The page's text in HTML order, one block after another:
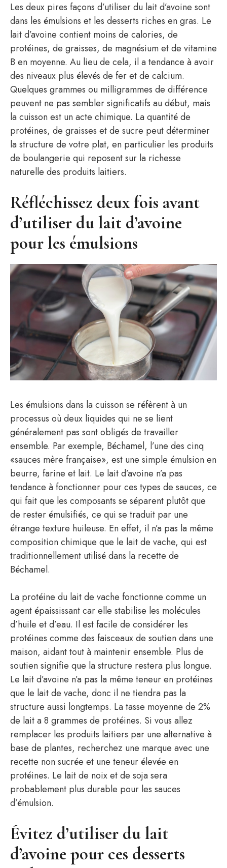
Les deux pires façons d’utiliser du lait d’avoine sont
dans les émulsions et les desserts riches en gras. Le
lait d’avoine contient moins de calories, de
protéines, de graisses, de magnésium et de vitamine
B en moyenne. Au lieu de cela, il a tendance à avoir
des niveaux plus élevés de fer et de calcium.
Quelques grammes ou milligrammes de différence
peuvent ne pas sembler significatifs au début, mais
la cuisson est un acte chimique. La quantité de
protéines, de graisses et de sucre peut déterminer
la structure de votre plat, en particulier les produits
de boulangerie qui reposent sur la richesse
naturelle des produits laitiers.
Réfléchissez deux fois avant
d’utiliser du lait d’avoine
pour les émulsions
Les émulsions dans la cuisson se réfèrent à un
processus où deux liquides qui ne se lient
généralement pas sont obligés de travailler
ensemble. Par exemple, Béchamel, l’une des cinq
«sauces mère française», est une simple émulsion en
beurre, farine et lait. Le lait d’avoine n’a pas
tendance à fonctionner pour ces types de sauces, ce
qui fait que les composants se séparent plutôt que
de rester émulsifiés, ce qui se traduit par une
étrange texture huileuse. En effet, il n’a pas la même
composition chimique que le lait de vache, qui est
traditionnellement utilisé dans la recette de
Béchamel.
La protéine du lait de vache fonctionne comme un
agent épaississant car elle stabilise les molécules
d’huile et d’eau. Il est facile de considérer les
protéines comme des faisceaux de soutien dans une
maison, aidant tout à maintenir ensemble. Plus de
soutien signifie que la structure restera plus longue.
Le lait d’avoine n’a pas la même teneur en protéines
que le lait de vache, donc il ne tiendra pas la
structure aussi longtemps. La tasse moyenne de 2%
de lait a 8 grammes de protéines. Si vous allez
remplacer les produits laitiers par une alternative à
base de plantes, recherchez une marque avec une
recette non sucrée et une teneur élevée en
protéines. Le lait de noix et de soja sera
probablement plus durable pour les sauces
d’émulsion.
Évitez d’utiliser du lait
d’avoine pour ces desserts